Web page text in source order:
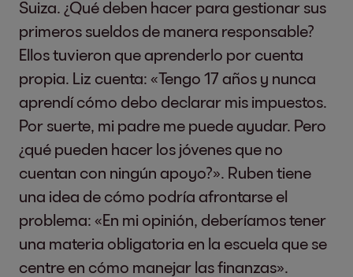
Suiza. ¿Qué deben hacer para gestionar sus
primeros sueldos de manera responsable?
Ellos tuvieron que aprenderlo por cuenta
propia. Liz cuenta: «Tengo 17 años y nunca
aprendí cómo debo declarar mis impuestos.
Por suerte, mi padre me puede ayudar. Pero
¿qué pueden hacer los jóvenes que no
cuentan con ningún apoyo?». Ruben tiene
una idea de cómo podría afrontarse el
problema: «En mi opinión, deberíamos tener
una materia obligatoria en la escuela que se
centre en cómo manejar las finanzas».